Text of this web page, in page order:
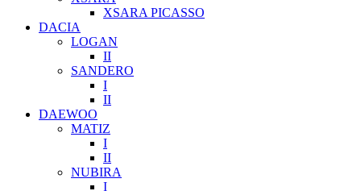
XSARA PICASSO
DACIA
LOGAN
II
SANDERO
I
II
DAEWOO
MATIZ
I
II
NUBIRA
I